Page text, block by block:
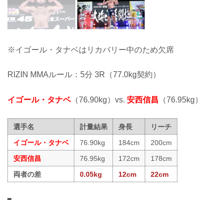
※イゴール・タナベはリカバリー中のため欠席
RIZIN MMAルール：5分 3R（77.0kg契約）
イゴール・タナベ（76.90kg）vs. 安西信昌 （76.95kg）
選手名 計量結果 身長
リーチ
イゴール・タナベ
76.90kg 184cm
200cm
安西信昌
76.95kg 172cm
178cm
両者の差
0.05kg 12cm 22cm